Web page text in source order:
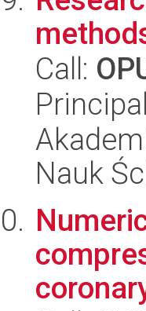
Call:
Nauk